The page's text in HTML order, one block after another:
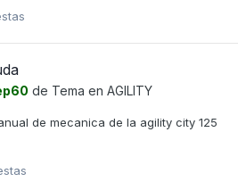
de Tema en AGILITY
de mecanica de la agility city 125